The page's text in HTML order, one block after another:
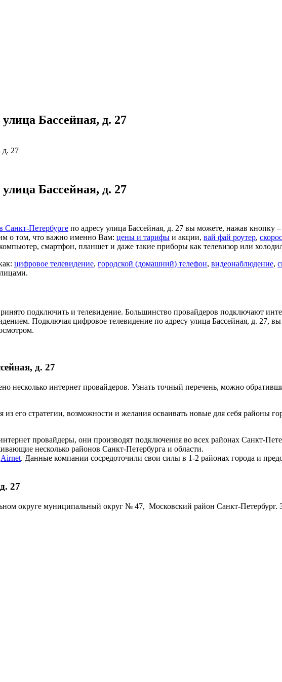
Бассейная, д. 27
д. 27
Бассейная, д. 27
Санкт-Петербурге по адресу улица Бассейная, д. 27 вы можете, нажав кнопку –
о том, что важно именно Вам: цены и тарифы и акции, вай фай роутер,
смартфон, планшет и даже такие приборы как телевизор или
цифровое телевидение, городской (домашний) телефон, видеонаблюдение,
подключить и телевидение. Большинство провайдеров подключают
Подключая цифровое телевидение по адресу улица Бассейная, д. 27,
д. 27
несколько интернет провайдеров. Узнать точный перечень, можно
его стратегии, возможности и желания осваивать новые для себя районы
провайдеры, они производят подключения во всех районах Санкт-
несколько районов Санкт-Петербурга и области.
Airnet. Данные компании сосредоточили свои силы в 1-2 районах города и
27
округе муниципальный округ № 47, Московский район Санкт-Петербург.